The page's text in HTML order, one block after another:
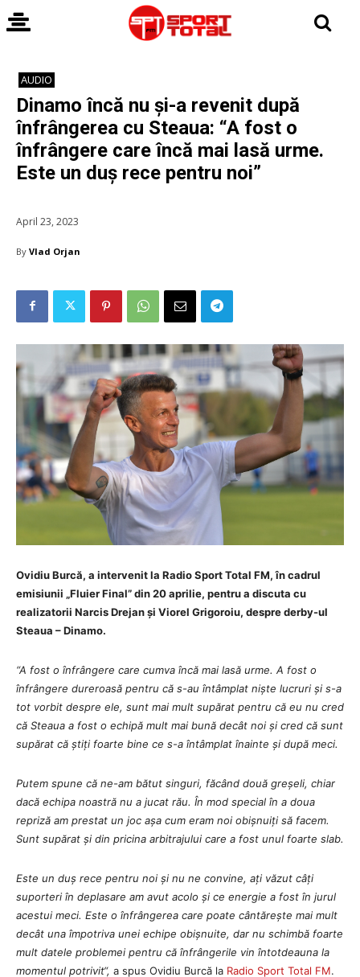
AUDIO
Dinamo încă nu și-a revenit după
înfrângerea cu Steaua: “A fost o
înfrângere care încă mai lasă urme.
Este un duș rece pentru noi”
April 23, 2023
By Vlad Orjan
Ovidiu Burcă, a intervenit la Radio Sport Total FM, în cadrul
emisiunii „Fluier Final” din 20 aprilie, pentru a discuta cu
realizatorii Narcis Drejan și Viorel Grigoroiu, despre derby-ul
Steaua – Dinamo.
“A fost o înfrângere care cumva încă mai lasă urme. A fost o
înfrângere dureroasă pentru că s-au întâmplat niște lucruri și s-a
tot vorbit despre ele, sunt mai mult supărat pentru că eu nu cred
că Steaua a fost o echipă mult mai bună decât noi și cred că sunt
supărat că știți foarte bine ce s-a întâmplat înainte și după meci.
Putem spune că ne-am bătut singuri, făcând două greșeli, chiar
dacă echipa noastră nu a jucat rău. În mod special în a doua
repriză am prestat un joc așa cum eram noi obișnuiți să facem.
Sunt supărat și din pricina arbitrajului care a fost unul foarte slab.
Este un duș rece pentru noi și nu ne convine, ați văzut câți
suporteri în deplasare am avut acolo și ce energie a fost în jurul
acestui meci. Este o înfrângerea care poate cântărește mai mult
decât una împotriva unei echipe obișnuite, dar nu schimbă foarte
mult datele problemei pentru că înfrângerile vin întotdeauna la
momentul potrivit“, a spus Ovidiu Burcă la Radio Sport Total FM.